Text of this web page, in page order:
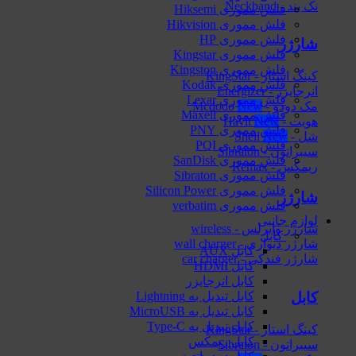
نک بند - Neckband
شارژر
کینگ استار - KingStar
انرجایزر - Energizer
مک دودو - Mcdodo
هویت - Havit
شل - Shell
سیبراتون - Sibraton
ریمکس - Remax
شارژر
شارژر وایرلس - wireless
شارژر دیواری - wall charger
شارژر فندکی - car charger
کابل
کینگ استار - KingStar
سیبراتون - Sibraton
فلش مموری Hiksemi
فلش مموری Hikvision
فلش مموری HP
فلش مموری Kingstar
فلش مموری Kingston
فلش مموری Kodak
فلش مموری Lexar
فلش مموری Maxell
فلش مموری PNY
فلش مموری PQI
فلش مموری SanDisk
فلش مموری Sibraton
فلش مموری Silicon Power
فلش مموری verbatim
لوازم جانبی
کابل
کابل AUX
کابل HDMI
کابل انرجایزر
کابل تبدیل به Lightning
کابل تبدیل به MicroUSB
کابل تبدیل به Type-C
کابل ریمکس